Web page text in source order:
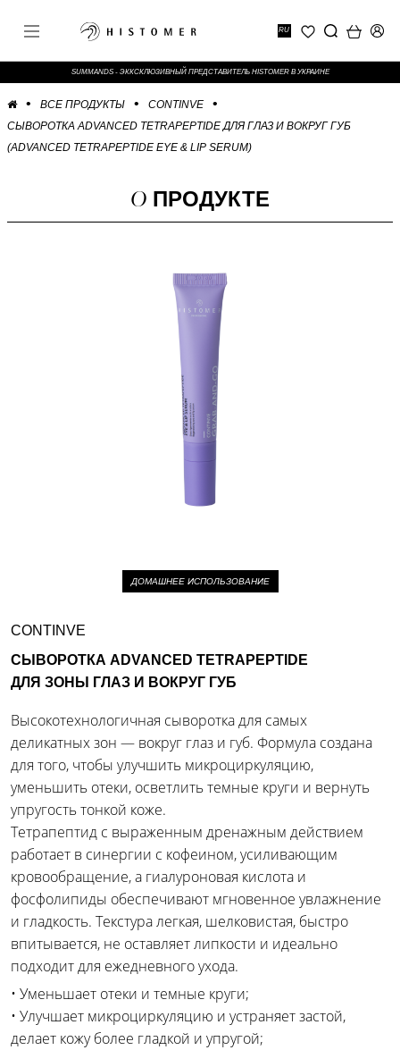
RU
SUMMANDS - ЭККСКЛЮЗИВНЫЙ ПРЕДСТАВИТЕЛЬ HISTOMER В УКРАИНЕ
ВСЕ ПРОДУКТЫ
CONTINVE
СЫВОРОТКА ADVANCED TETRAPEPTIDE ДЛЯ ГЛАЗ И ВОКРУГ ГУБ
(ADVANCED TETRAPEPTIDE EYE & LIP SERUM)
О ПРОДУКТЕ
ДОМАШНЕЕ ИСПОЛЬЗОВАНИЕ
CONTINVE
СЫВОРОТКА ADVANCED TETRAPEPTIDE
ДЛЯ ЗОНЫ ГЛАЗ И ВОКРУГ ГУБ
Высокотехнологичная сыворотка для самых
деликатных зон — вокруг глаз и губ. Формула создана
для того, чтобы улучшить микроциркуляцию,
уменьшить отеки, осветлить темные круги и вернуть
упругость тонкой коже.
Тетрапептид с выраженным дренажным действием
работает в синергии с кофеином, усиливающим
кровообращение, а гиалуроновая кислота и
фосфолипиды обеспечивают мгновенное увлажнение
и гладкость. Текстура легкая, шелковистая, быстро
впитывается, не оставляет липкости и идеально
подходит для ежедневного ухода.
• Уменьшает отеки и темные круги;
• Улучшает микроциркуляцию и устраняет застой,
делает кожу более гладкой и упругой;